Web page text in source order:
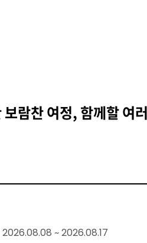
람찬 여정, 함께할 여
2026.08.08 ~ 2026.08.17